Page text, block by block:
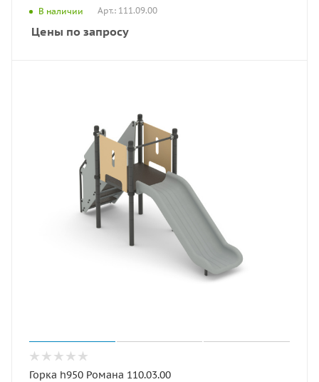
В наличии Арт.: 111.09.00
Цены по запросу
Горка h950 Романа 110.03.00